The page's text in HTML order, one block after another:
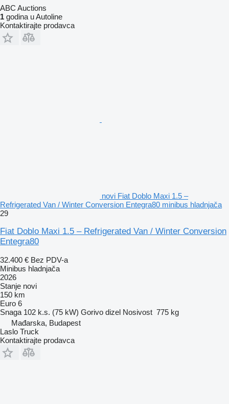
ABC Auctions
1 godina u Autoline
Kontaktirajte prodavca
novi Fiat Doblo Maxi 1.5 –
Refrigerated Van / Winter Conversion Entegra80 minibus hladnjača
29
Fiat Doblo Maxi 1.5 – Refrigerated Van / Winter Conversion
Entegra80
32.400 € Bez PDV-a
Minibus hladnjača
2026
Stanje novi
150 km
Euro 6
Snaga 102 k.s. (75 kW) Gorivo dizel Nosivost 775 kg
Mađarska, Budapest
Laslo Truck
Kontaktirajte prodavca